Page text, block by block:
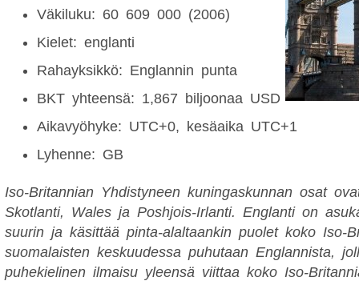
Väkiluku: 60 609 000 (2006)
Kielet: englanti
Rahayksikkö: Englannin punta
BKT yhteensä: 1,867 biljoonaa USD
Aikavyöhyke: UTC+0, kesäaika UTC+1
Lyhenne: GB
Iso-Britannian Yhdistyneen kuningaskunnan osat
Skotlanti, Wales ja Poshjois-Irlanti. Englanti on
suurin ja käsittää pinta-alaltaankin puolet koko Iso-
suomalaisten keskuudessa puhutaan Englannista,
puhekielinen ilmaisu yleensä viittaa koko Iso-